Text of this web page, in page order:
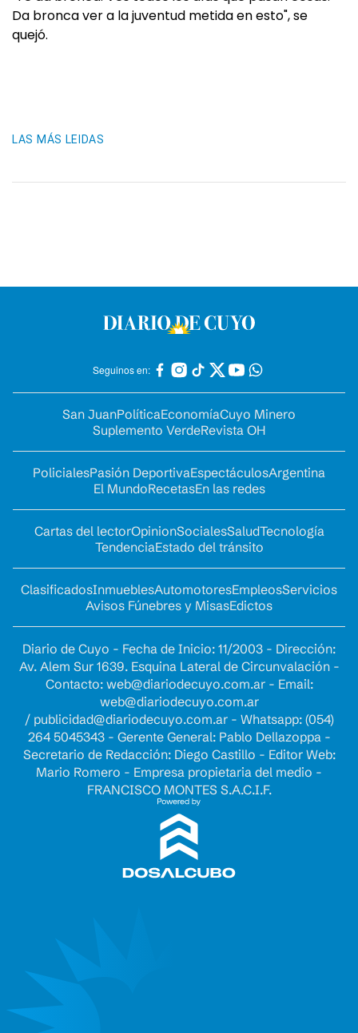
Da bronca ver a la juventud metida en esto", se
quejó.
LAS MÁS LEIDAS
Seguinos en:
San JuanPolíticaEconomíaCuyo Minero
Suplemento VerdeRevista OH
PolicialesPasión DeportivaEspectáculosArgentina
El MundoRecetasEn las redes
Cartas del lectorOpinionSocialesSaludTecnología
TendenciaEstado del tránsito
ClasificadosInmueblesAutomotoresEmpleosServicios
Avisos Fúnebres y MisasEdictos
Diario de Cuyo - Fecha de Inicio: 11/2003 - Dirección:
Av. Alem Sur 1639. Esquina Lateral de Circunvalación -
Contacto: web@diariodecuyo.com.ar- Email:
web@diariodecuyo.com.ar
/ publicidad@diariodecuyo.com.ar- Whatsapp: (054)
264 5045343 - Gerente General: Pablo Dellazoppa -
Secretario de Redacción: Diego Castillo - Editor Web:
Mario Romero - Empresa propietaria del medio -
FRANCISCO MONTES S.A.C.I.F.